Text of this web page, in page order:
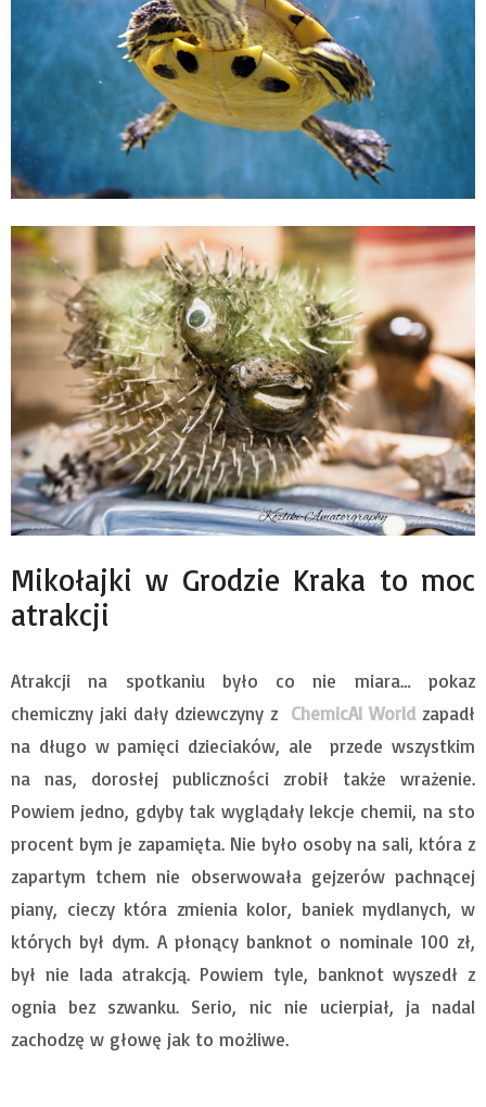
Mikołajki w Grodzie Kraka to moc
atrakcji
Atrakcji na spotkaniu było co nie miara… pokaz
chemiczny jaki dały dziewczyny z
ChemicAl World zapadł
na długo w pamięci dzieciaków, ale przede wszystkim
na nas, dorosłej publiczności zrobił także wrażenie.
Powiem jedno, gdyby tak wyglądały lekcje chemii, na sto
procent bym je zapamięta. Nie było osoby na sali, która z
zapartym tchem nie obserwowała gejzerów pachnącej
piany, cieczy która zmienia kolor, baniek mydlanych, w
których był dym. A płonący banknot o nominale 100 zł,
był nie lada atrakcją. Powiem tyle, banknot wyszedł z
ognia bez szwanku. Serio, nic nie ucierpiał, ja nadal
zachodzę w głowę jak to możliwe.